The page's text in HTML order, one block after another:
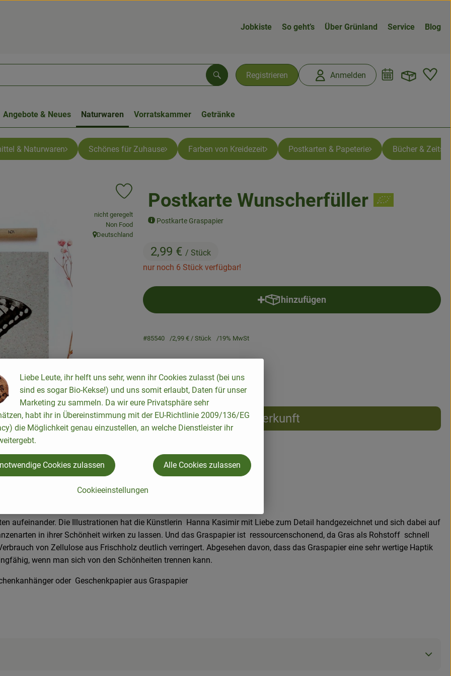
Jobkiste So geht’s Über Grünland Service Blog
Registrieren Anmelden
Suchen
Angebote & Neues Naturwaren Vorratskammer Getränke
& Naturwaren Schönes für Zuhause Farben von Kreidezeit Postkarten & Papeterie Bücher &
Postkarte Wunscherfüller
Postkarte Graspapier
2,99 € / Stück
nur noch 6 Stück verfügbar!
Produkt zu Favouriten hinzufügen
, Verband:
nicht geregelt
, Kontrollstelle:
Non Food
, Herkunft:
Deutschland
hinzufügen
Produkt zum Warenkorb hinzufügen
#85540 2,99 € / Stück 19% MwSt
Rezepte
Herkunft
passenden Rezepte gefunden.
aufeinander. Die Illustrationen hat die Künstlerin Hanna Kasimir mit Liebe zum Detail handgezeichnet und sich dabei auf
in ihrer Schönheit wirken zu lassen. Und das Graspapier ist ressourcenschonend, da Gras als Rohstoff schnell
von Zellulose aus Frischholz deutlich verringert. Abgesehen davon, dass das Graspapier eine sehr wertige Haptik
wenn man sich von den Schönheiten trennen kann.
oder Geschenkpapier aus Graspapier
Liebe Leute, ihr helft uns sehr, wenn ihr Cookies zulasst (bei uns
sind es sogar Bio-Kekse!) und uns somit erlaubt, Daten für unser
Marketing zu sammeln. Da wir eure Privatsphäre sehr
habt ihr in Übereinstimmung mit der EU-Richtlinie 2009/136/EG
die Möglichkeit genau einzustellen, an welche Dienstleister ihr
Cookieeinstellungen
Cookies zulassen Alle Cookies zulassen